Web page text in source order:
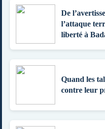
De
l’attaque
liberté à
Quand les
contre leur